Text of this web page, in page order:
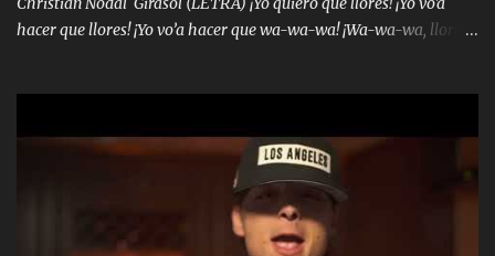
hacer que llores! ¡Yo vo’a hacer que wa-wa-wa! ¡Wa-wa-wa, llores!
intentas rimar Pobre payaso que usa a todo el mundo pa' conectar
con la gente Dices "Latino Gang" pero pisas a to'a tu gente Pa’ dar
mensajes, m'ijo, hay quе ser coherentеs Si tú no eres artista, al
menos se prudente Hoy me sabe a mierda, traigo un Balvin en los
dientes Por falta de empatía le toca ser resiliente ¿Acaso eres